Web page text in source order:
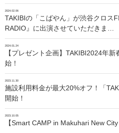
2024.02.06
TAKIBIの「こばやん」が渋谷クロス
RADIO』に出演させていただきま…
2024.01.24
【プレゼント企画】TAKIBI2024年
始！
2023.11.30
施設利用料金が最大20%オフ！「
開始！
2023.10.05
【Smart CAMP in Makuhari New